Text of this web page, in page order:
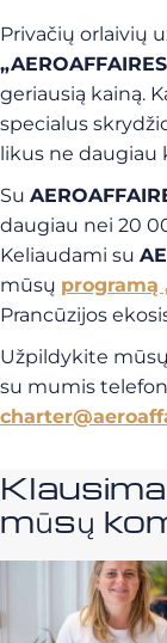
Privačių orlaivių
geriausią kainą.
specialus
likus ne daugiau
Su
daugiau nei 20
Keliaudami su
mūsų programą
Prancūzijos
Užpildykite mūsų
su mumis
mūsų